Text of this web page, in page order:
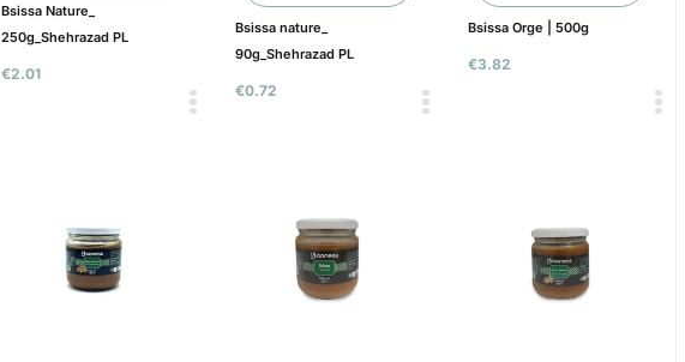
€2.01
Bsissa Nature_
250g_Shehrazad PL
€0.72
Bsissa nature_
90g_Shehrazad PL
€3.82
Bsissa Orge | 500g